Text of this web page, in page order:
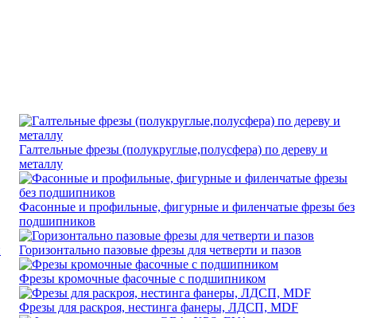
Галтельные фрезы (полукруглые,полусфера) по дереву и
металлу
Фасонные и профильные, фигурные и филенчатые фрезы без
подшипников
Горизонтально пазовые фрезы для четверти и пазов
Фрезы кромочные фасочные с подшипником
Фрезы для раскроя, нестинга фанеры, ЛДСП, MDF